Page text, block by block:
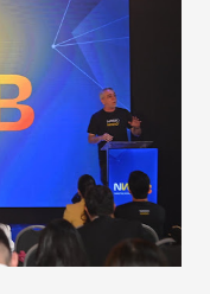
vivendo uma
os anos, com
ou H1N1. Trata-se
com um poder de
apontou o
com chance de
grande risco à
saber fazer a
não so...